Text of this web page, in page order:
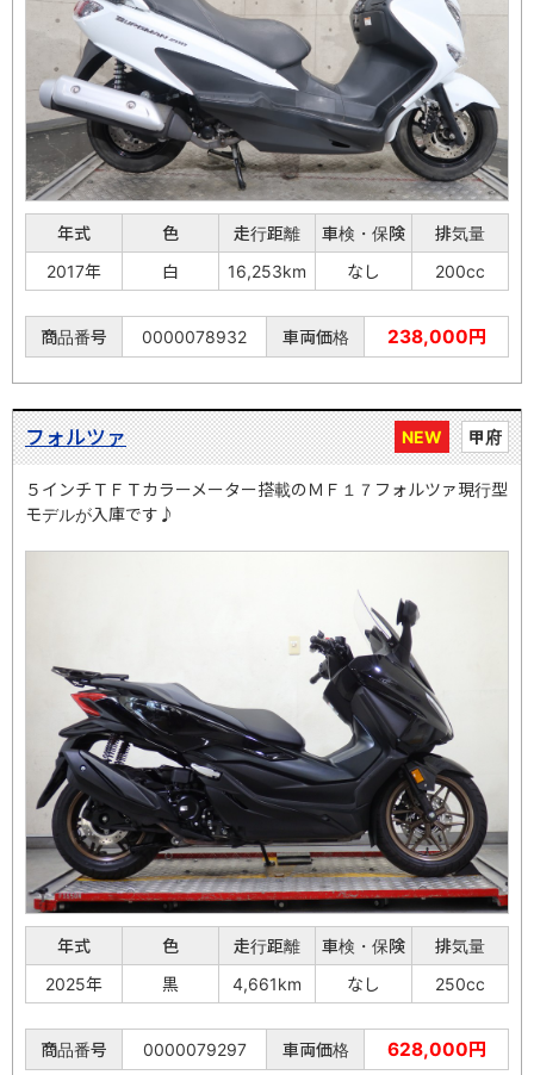
年式 色 走行距離 車検・保険
排気量
2017年
白 16,253km なし 200cc
商品番号 0000078932 車両価格 238,000円
NEW 甲府
フォルツァ
５インチＴＦＴカラーメーター搭載のＭＦ１７フォルツァ現行型
モデルが入庫です♪
年式 色 走行距離 車検・保険
排気量
2025年
黒 4,661km なし 250cc
商品番号 0000079297 車両価格 628,000円